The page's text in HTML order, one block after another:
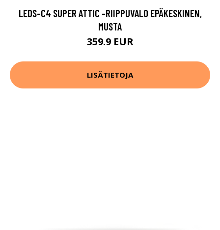
LEDS-C4 SUPER ATTIC -RIIPPUVALO EPÄKESKINEN,
MUSTA
359.9 EUR
LISÄTIETOJA